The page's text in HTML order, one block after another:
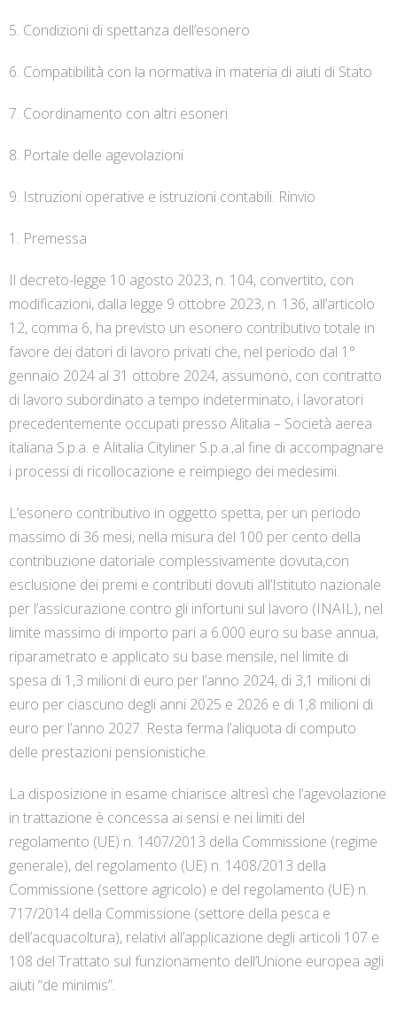
5. Condizioni di spettanza dell’esonero
6. Compatibilità con la normativa in materia di aiuti di Stato
7. Coordinamento con altri esoneri
8. Portale delle agevolazioni
9. Istruzioni operative e istruzioni contabili. Rinvio
1. Premessa
Il decreto-legge 10 agosto 2023, n. 104, convertito, con
modificazioni, dalla legge 9 ottobre 2023, n. 136, all’articolo
12, comma 6, ha previsto un esonero contributivo totale in
favore dei datori di lavoro privati che, nel periodo dal 1°
gennaio 2024 al 31 ottobre 2024, assumono, con contratto
di lavoro subordinato a tempo indeterminato, i lavoratori
precedentemente occupati presso Alitalia – Società aerea
italiana S.p.a. e Alitalia Cityliner S.p.a.,al fine di accompagnare
i processi di ricollocazione e reimpiego dei medesimi.
L’esonero contributivo in oggetto spetta, per un periodo
massimo di 36 mesi, nella misura del 100 per cento della
contribuzione datoriale complessivamente dovuta,con
esclusione dei premi e contributi dovuti all’Istituto nazionale
per l’assicurazione contro gli infortuni sul lavoro (INAIL), nel
limite massimo di importo pari a 6.000 euro su base annua,
riparametrato e applicato su base mensile, nel limite di
spesa di 1,3 milioni di euro per l’anno 2024, di 3,1 milioni di
euro per ciascuno degli anni 2025 e 2026 e di 1,8 milioni di
euro per l’anno 2027. Resta ferma l’aliquota di computo
delle prestazioni pensionistiche.
La disposizione in esame chiarisce altresì che l’agevolazione
in trattazione è concessa ai sensi e nei limiti del
regolamento (UE) n. 1407/2013 della Commissione (regime
generale), del regolamento (UE) n. 1408/2013 della
Commissione (settore agricolo) e del regolamento (UE) n.
717/2014 della Commissione (settore della pesca e
dell’acquacoltura), relativi all’applicazione degli articoli 107 e
108 del Trattato sul funzionamento dell’Unione europea agli
aiuti “de minimis”.